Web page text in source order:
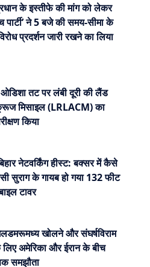
के इस्तीफे की मांग को लेकर
पार्टी’ ने 5 बजे की समय-सीमा के
प्रदर्शन जारी रखने का लिया
तट पर लंबी दूरी की लैंड
मिसाइल (LRLACM) का
किया
नेटवर्किंग हीस्ट: बक्सर में कैसे
सुराग के गायब हो गया 132 फीट
टावर
खोलने और संघर्षविराम
अमेरिका और ईरान के बीच
समझौता